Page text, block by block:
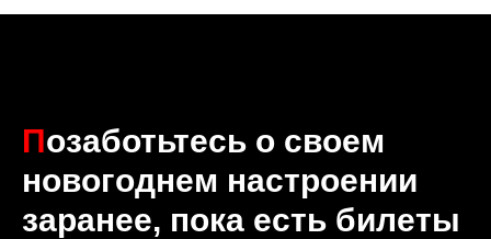
Позаботьтесь о своем
новогоднем настроении
заранее, пока есть билеты